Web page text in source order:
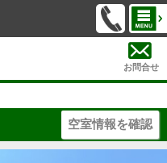
お問合せ
空室情報を確認